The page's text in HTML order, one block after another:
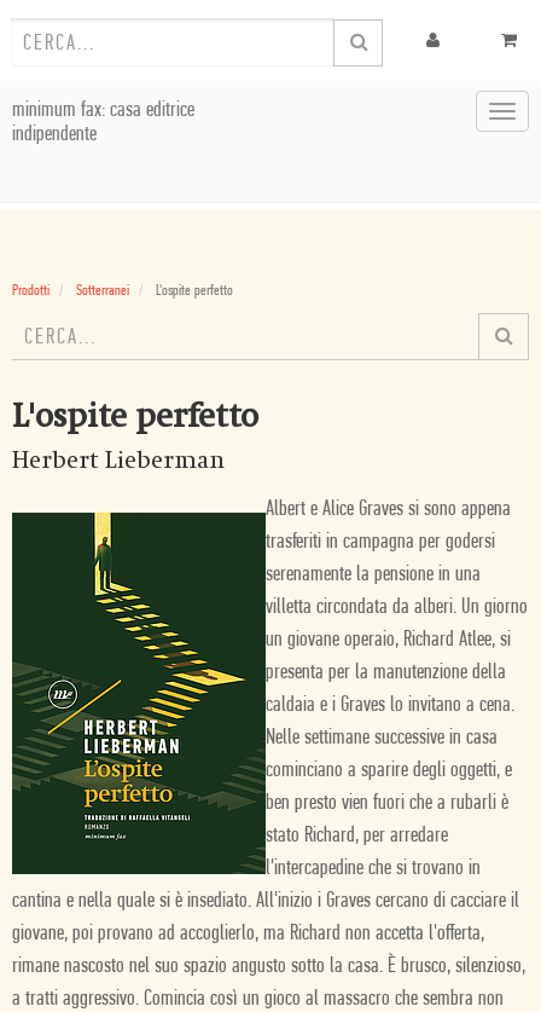
minimum fax: casa editrice
indipendente
Prodotti Sotterranei L'ospite perfetto
L'ospite perfetto
Herbert Lieberman
Albert e Alice Graves si sono appena
trasferiti in campagna per godersi
serenamente la pensione in una
villetta circondata da alberi. Un giorno
un giovane operaio, Richard Atlee, si
presenta per la manutenzione della
caldaia e i Graves lo invitano a cena.
Nelle settimane successive in casa
cominciano a sparire degli oggetti, e
ben presto vien fuori che a rubarli è
stato Richard, per arredare
l'intercapedine che si trovano in
cantina e nella quale si è insediato. All'inizio i Graves cercano di cacciare il
giovane, poi provano ad accoglierlo, ma Richard non accetta l'offerta,
rimane nascosto nel suo spazio angusto sotto la casa. È brusco, silenzioso,
a tratti aggressivo. Comincia così un gioco al massacro che sembra non